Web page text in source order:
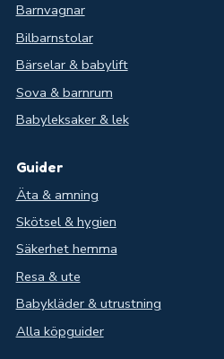
Barnvagnar
Bilbarnstolar
Bärselar & babylift
Sova & barnrum
Babyleksaker & lek
Guider
Äta & amning
Skötsel & hygien
Säkerhet hemma
Resa & ute
Babykläder & utrustning
Alla köpguider